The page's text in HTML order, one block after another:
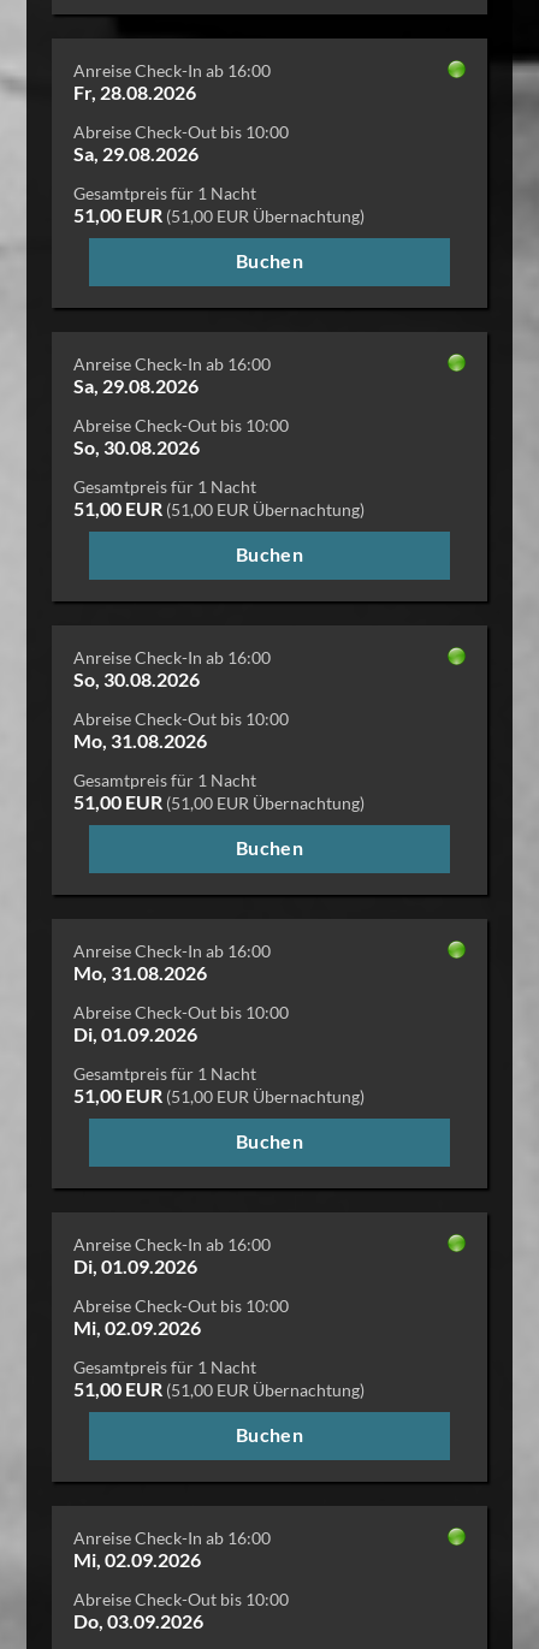
Anreise Check-In ab 16:00
Fr, 28.08.2026
Abreise Check-Out bis 10:00
Sa, 29.08.2026
Gesamtpreis für 1 Nacht
51,00 EUR(51,00 EUR Übernachtung)
Buchen
Anreise Check-In ab 16:00
Sa, 29.08.2026
Abreise Check-Out bis 10:00
So, 30.08.2026
Gesamtpreis für 1 Nacht
51,00 EUR(51,00 EUR Übernachtung)
Buchen
Anreise Check-In ab 16:00
So, 30.08.2026
Abreise Check-Out bis 10:00
Mo, 31.08.2026
Gesamtpreis für 1 Nacht
51,00 EUR(51,00 EUR Übernachtung)
Buchen
Anreise Check-In ab 16:00
Mo, 31.08.2026
Abreise Check-Out bis 10:00
Di, 01.09.2026
Gesamtpreis für 1 Nacht
51,00 EUR(51,00 EUR Übernachtung)
Buchen
Anreise Check-In ab 16:00
Di, 01.09.2026
Abreise Check-Out bis 10:00
Mi, 02.09.2026
Gesamtpreis für 1 Nacht
51,00 EUR(51,00 EUR Übernachtung)
Buchen
Anreise Check-In ab 16:00
Mi, 02.09.2026
Abreise Check-Out bis 10:00
Do, 03.09.2026